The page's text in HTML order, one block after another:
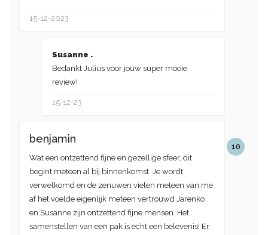
15-12-2023
Susanne .
Bedankt Julius voor jouw super mooie
review!
15-12-23
10
benjamin
Wat een ontzettend fijne en gezellige sfeer, dit
begint meteen al bij binnenkomst. Je wordt
verwelkomd en de zenuwen vielen meteen van me
af het voelde eigenlijk meteen vertrouwd Jarenko
en Susanne zijn ontzettend fijne mensen. Het
samenstellen van een pak is echt een belevenis! Er